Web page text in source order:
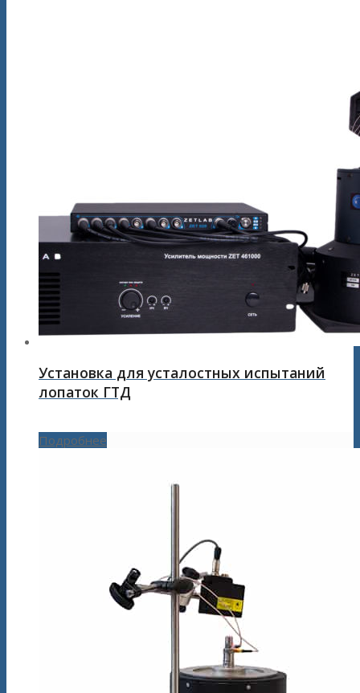
Установка для усталостных испытаний
лопаток ГТД
Подробнее